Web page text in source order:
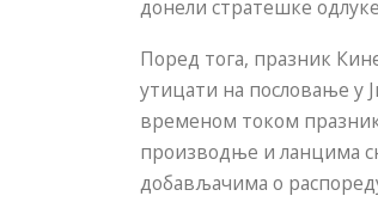
донели стратешке
Поред тога, празник
утицати на пословање у
временом током
производње и ланцима
добављачима о